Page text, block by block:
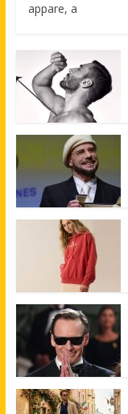
appare, a